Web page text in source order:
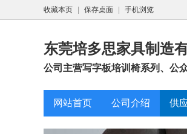
收藏本页 保存桌面 手机浏览
东莞培多思家具制造
公司主营写字板培训椅系列、公
网站首页 公司介绍 供